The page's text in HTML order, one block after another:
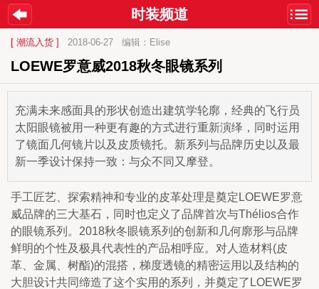
时装频道
[ 潮流入货 ] 2018-06-27 编辑：Elise
LOEWE罗意威2018秋冬眼镜系列
充满未来感面具的形状创造出建筑学轮廓，经典的飞行员
太阳眼镜被用一种更有趣的方式进行重新演绎，同时运用
了镜面几何镜片以及皮质镜托。新系列与品牌历史以及最
新一季设计保持一致：与众不同又摩登。
手工匠艺、探索精神和专业的皮革处理是奠定LOEWE罗意
威品牌的三大基石，同时也定义了品牌首次与Thélios合作
的眼镜系列。2018秋冬眼镜系列的创新和几何廓形与品牌
鲜明的个性及极具代表性的产品相呼应。对人造材料(皮
革、金属、树酯)的混搭，梯度透镜的精密运用以及结构的
大胆设计共同缔造了这个实用的系列，并奠定了LOEWE罗